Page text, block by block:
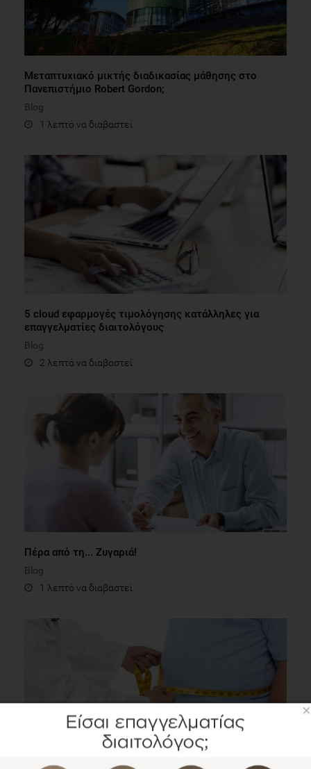
Μεταπτυχιακό μικτής διαδικασίας μάθησης στο
Πανεπιστήμιο Robert Gordon;
Blog
1 λεπτό να διαβαστεί
5 cloud εφαρμογές τιμολόγησης κατάλληλες για
επαγγελματίες διαιτολόγους
Blog
2 λεπτά να διαβαστεί
Πέρα από τη... Ζυγαριά!
Blog
1 λεπτό να διαβαστεί
×